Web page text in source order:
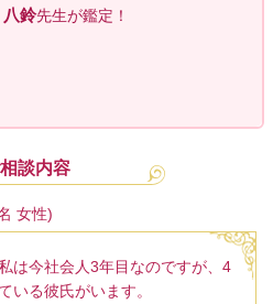
八鈴先生が鑑定！
談内容
女性)
は今社会人3年目なのですが、4
いる彼氏がいます。